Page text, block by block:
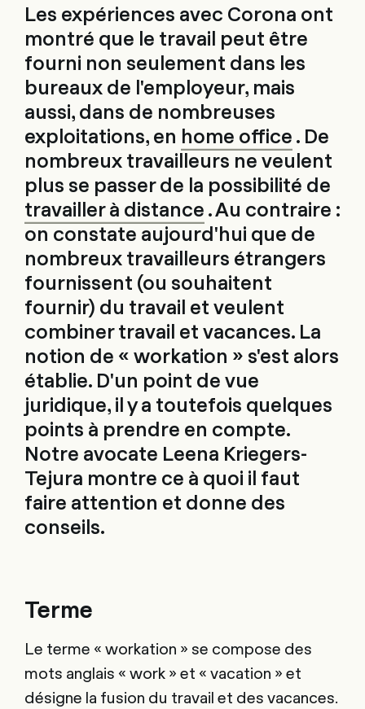
Les expériences avec Corona ont
montré que le travail peut être
fourni non seulement dans les
bureaux de l'employeur, mais
aussi, dans de nombreuses
exploitations, en home office. De
nombreux travailleurs ne veulent
plus se passer de la possibilité de
travailler à distance. Au contraire :
on constate aujourd'hui que de
nombreux travailleurs étrangers
fournissent (ou souhaitent
fournir) du travail et veulent
combiner travail et vacances. La
notion de « workation » s'est alors
établie. D'un point de vue
juridique, il y a toutefois quelques
points à prendre en compte.
Notre avocate Leena Kriegers-
Tejura montre ce à quoi il faut
faire attention et donne des
conseils.
Terme
Le terme « workation » se compose des
mots anglais « work » et « vacation » et
désigne la fusion du travail et des vacances.